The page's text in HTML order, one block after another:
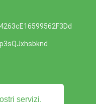
servizi.